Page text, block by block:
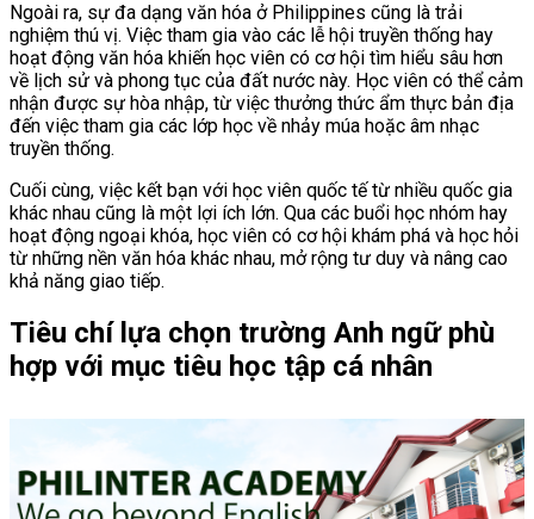
Ngoài ra, sự đa dạng văn hóa ở Philippines cũng là trải
nghiệm thú vị. Việc tham gia vào các lễ hội truyền thống hay
hoạt động văn hóa khiến học viên có cơ hội tìm hiểu sâu hơn
về lịch sử và phong tục của đất nước này. Học viên có thể cảm
nhận được sự hòa nhập, từ việc thưởng thức ẩm thực bản địa
đến việc tham gia các lớp học về nhảy múa hoặc âm nhạc
truyền thống.
Cuối cùng, việc kết bạn với học viên quốc tế từ nhiều quốc gia
khác nhau cũng là một lợi ích lớn. Qua các buổi học nhóm hay
hoạt động ngoại khóa, học viên có cơ hội khám phá và học hỏi
từ những nền văn hóa khác nhau, mở rộng tư duy và nâng cao
khả năng giao tiếp.
Tiêu chí lựa chọn trường Anh ngữ phù
hợp với mục tiêu học tập cá nhân